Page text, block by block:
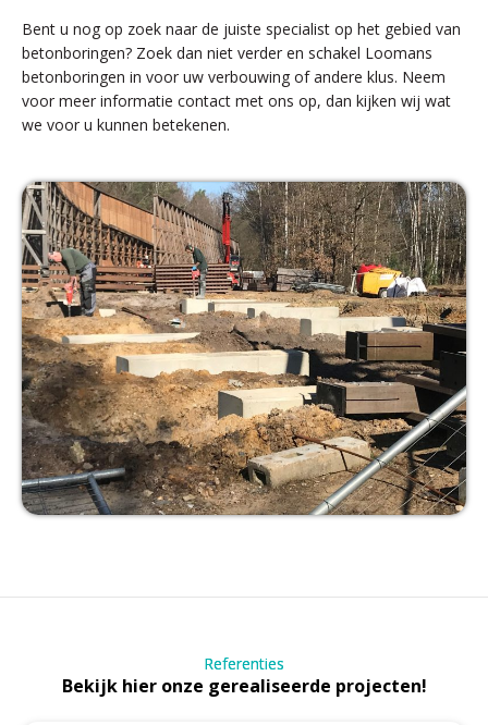
Bent u nog op zoek naar de juiste specialist op het gebied van
betonboringen? Zoek dan niet verder en schakel Loomans
betonboringen in voor uw verbouwing of andere klus. Neem
voor meer informatie contact met ons op, dan kijken wij wat
we voor u kunnen betekenen.
Referenties
Bekijk hier onze gerealiseerde projecten!